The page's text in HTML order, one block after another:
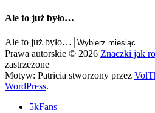
Ale to już było…
Ale to już było…
Prawa autorskie © 2026 Znaczki jak
zastrzeżone
Motyw: Patricia stworzony przez
WordPress.
5kFans